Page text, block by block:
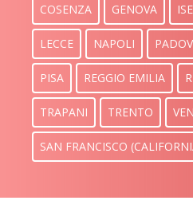
COSENZA GENOVA
LECCE NAPOLI
PISA REGGIO EMILIA
TRAPANI TRENTO
SAN FRANCISCO